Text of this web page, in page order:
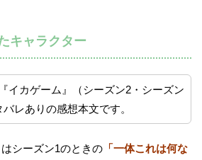
キャラクター
イカゲーム』（シーズン2・シーズン
レありの感想本文です。
シーズン1のときの 「一体これは何な